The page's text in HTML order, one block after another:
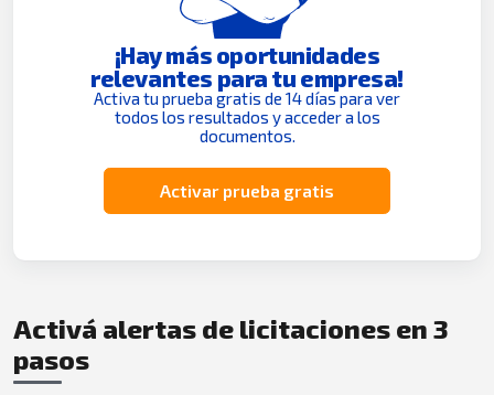
¡Hay más oportunidades
relevantes para tu empresa!
Activa tu prueba gratis de 14 días para ver
todos los resultados y acceder a los
documentos.
Activar prueba gratis
Activá alertas de licitaciones en 3
pasos